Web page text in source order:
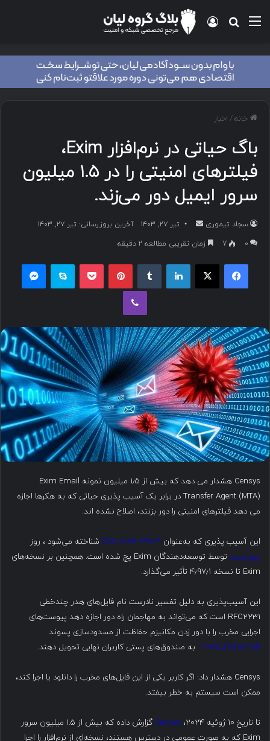
منو جستجو برای
ورود
خانه/ اخبار
باگ حیاتی در نرم‌افزار Exim،
فیلترهای امنیتی را در ۱.۵ میلیون
سرور ایمیل دور می‌زند.
سجاد تیموری
ا
ا
ی
م
ی
ل
تیر ۲۷, ۱۴۰۳
آخرین بروزرسانی: تیر ۲۷, ۱۴۰۳
۰
7 زمان تقریبی مطالعه 2 دقیقه
فیسبوک ایکس لینکداین پینتریست پاکت اسکایپ
وایبر
Censys هشدار می دهد که بیش از ۱٫۵ میلیون نمونه Exim Email
Transfer Agent (MTA) در برابر یک آسیب پذیری حیاتی که به هکرها اجازه
می دهد فیلترهای امنیتی را دور بزنند، اصلاح نشده اند.
این آسیب پذیری که به‌عنوان CVE-2024-39929 شناخته می‌شود ، روز
چهارشنبه
توسط توسعه‌دهندگان Exim پچ شده است. همچنین بر نسخه‌های
Exim تا نسخه ۴٫۹۷٫۱ تأثیر می‌گذارد.
این آسیب‌پذیری به دلیل تفسیر نادرست نام فایل‌های هدر چندخطی
RFC2231 است که می‌تواند به مهاجمان راه دور اجازه دهد پیوست‌های
اجرایی مخرب را با دور زدن مکانیزم حفاظت از مسدودسازی پسوند
$mime_filename
به صندوق‌های پستی کاربران نهایی تحویل دهند.
Censys هشدار داد: اگر کاربر یکی از این فایل‌های مخرب را دانلود یا اجرا کند،
ممکن است سیستم به خطر بیفتد.
تا تاریخ ۱۰ ژوئیه ۲۰۲۴، Censys
گزارش داده که بیش از ۱.۵ میلیون سرور
Exim که به صورت عمومی در دسترس هستند، نسخه‌ای از نرم‌افزار را اجرا